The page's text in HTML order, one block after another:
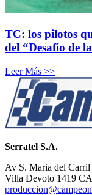
TC: los pilotos
del “Desafío de
Leer Más >>
Serratel S.A.
Av S. Maria del Carril
Villa Devoto 1419